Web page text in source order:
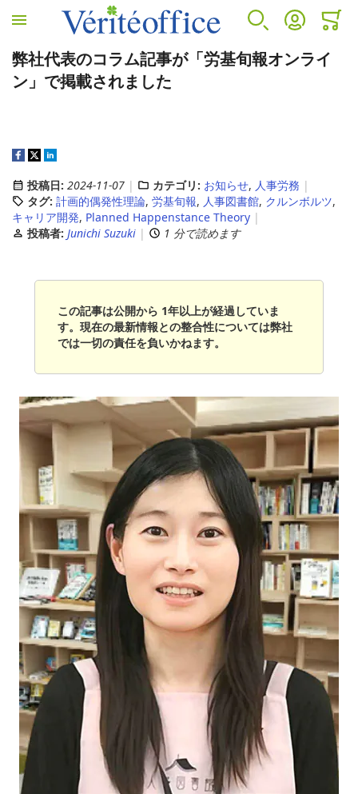
ホームへ
検索
アカウントカート
VÉRITÉ OFFICEについて
プロフィール
カウンセリングサービス
EAP(従業員支援プログラムとは)
EAP導入のメリット
EAPサービスコンテンツ
人事労務サービス
アウトソーシング
コンサルティング
人事労務セカンドオピニオンサービス
診断サービス
アンガーマネジメント
弊社代表のコラム記事が「労基旬報オンライ
ン」で掲載されました
投稿日: 2024-11-07 カテゴリ: お知らせ, 人事労務
タグ: 計画的偶発性理論, 労基旬報, 人事図書館, クルンボルツ,
キャリア開発, Planned Happenstance Theory
投稿者: Junichi Suzuki 1 分で読めます
この記事は公開から 1年以上が経過していま
す。現在の最新情報との整合性については弊社
では一切の責任を負いかねます。